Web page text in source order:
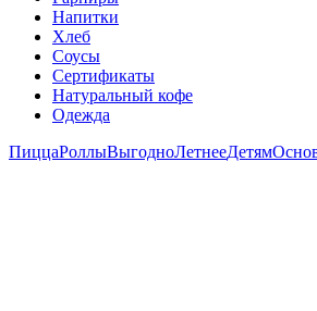
Напитки
Хлеб
Соусы
Сертификаты
Натуральный кофе
Одежда
ПиццаРоллыВыгодноЛетнееДетям